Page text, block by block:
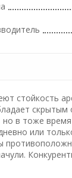
стойкость
скрытым
в тоже
или